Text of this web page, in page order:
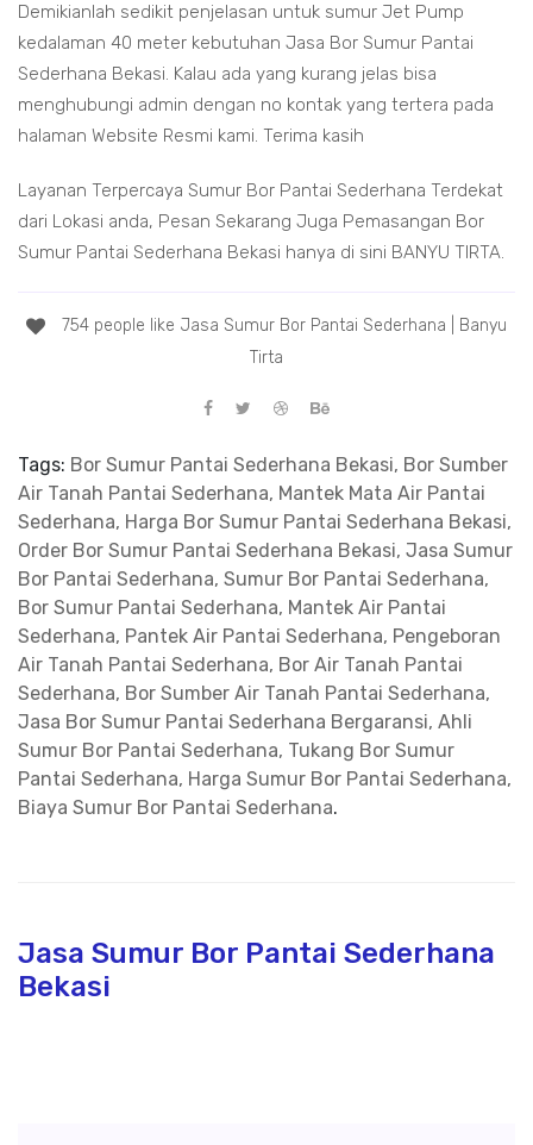
Demikianlah sedikit penjelasan untuk sumur Jet Pump
kedalaman 40 meter kebutuhan Jasa Bor Sumur Pantai
Sederhana Bekasi. Kalau ada yang kurang jelas bisa
menghubungi admin dengan no kontak yang tertera pada
halaman Website Resmi kami. Terima kasih
Layanan Terpercaya Sumur Bor Pantai Sederhana Terdekat
dari Lokasi anda, Pesan Sekarang Juga Pemasangan Bor
Sumur Pantai Sederhana Bekasi hanya di sini BANYU TIRTA.
754 people like Jasa Sumur Bor Pantai Sederhana | Banyu
Tirta
Tags: Bor Sumur Pantai Sederhana Bekasi, Bor Sumber
Air Tanah Pantai Sederhana, Mantek Mata Air Pantai
Sederhana, Harga Bor Sumur Pantai Sederhana Bekasi,
Order Bor Sumur Pantai Sederhana Bekasi, Jasa Sumur
Bor Pantai Sederhana, Sumur Bor Pantai Sederhana,
Bor Sumur Pantai Sederhana, Mantek Air Pantai
Sederhana, Pantek Air Pantai Sederhana, Pengeboran
Air Tanah Pantai Sederhana, Bor Air Tanah Pantai
Sederhana, Bor Sumber Air Tanah Pantai Sederhana,
Jasa Bor Sumur Pantai Sederhana Bergaransi, Ahli
Sumur Bor Pantai Sederhana, Tukang Bor Sumur
Pantai Sederhana, Harga Sumur Bor Pantai Sederhana,
Biaya Sumur Bor Pantai Sederhana.
Jasa Sumur Bor Pantai Sederhana
Bekasi